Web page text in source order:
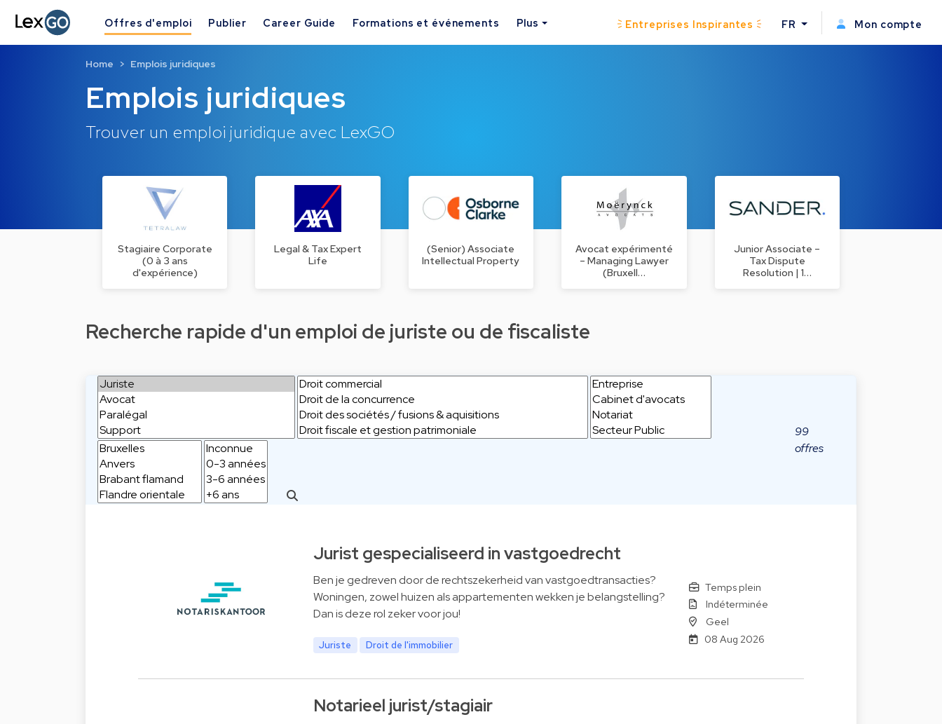
Offres d'emploi Publier Career Guide Formations et événements Plus Entreprises Inspirantes FR Mon compte
Emplois juridiques
Trouver un emploi juridique avec LexGO
Home Emplois juridiques
Stagiaire Corporate
(0 à 3 ans
d'expérience)
Legal & Tax Expert
Life
(Senior) Associate
Intellectual Property
Avocat expérimenté
– Managing Lawyer
(Bruxell…
Junior Associate –
Tax Dispute
Resolution | 1…
Recherche rapide d'un emploi de juriste ou de fiscaliste
99
offres
Jurist gespecialiseerd in vastgoedrecht
Ben je gedreven door de rechtszekerheid van vastgoedtransacties?
Woningen, zowel huizen als appartementen wekken je belangstelling?
Dan is deze rol zeker voor jou!
Juriste Droit de l'immobilier
Temps plein
Indéterminée
Geel
08 Aug 2026
Notarieel jurist/stagiair